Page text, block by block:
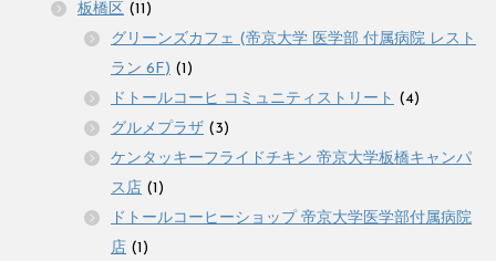
板橋区 (11)
グリーンズカフェ (帝京大学 医学部 付属病院 レスト
ラン 6F) (1)
ドトールコーヒ コミュニティストリート (4)
グルメプラザ (3)
ケンタッキーフライドチキン 帝京大学板橋キャンパ
ス店 (1)
ドトールコーヒーショップ 帝京大学医学部付属病院
店 (1)